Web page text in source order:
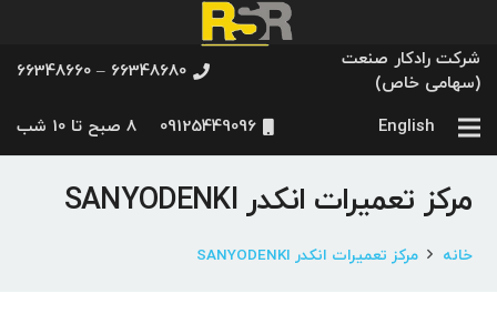
شرکت رادکار صنعت
(سهامی خاص)
66348680 – 66348660
English
09125449096 8 صبح تا 10 شب
مرکز تعمیرات انکدر SANYODENKI
خانه مرکز تعمیرات انکدر SANYODENKI